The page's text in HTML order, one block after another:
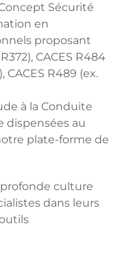
Sécurité
en
proposant
CACES R484
CACES R489 (ex.
à la Conduite
dispensées au
plate-forme de
culture
dans leurs